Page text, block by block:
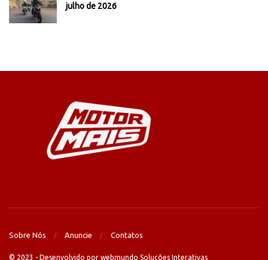
julho de 2026
Sobre Nós Anuncie Contatos
© 2023 - Desenvolvido por webmundo Soluções Interativas